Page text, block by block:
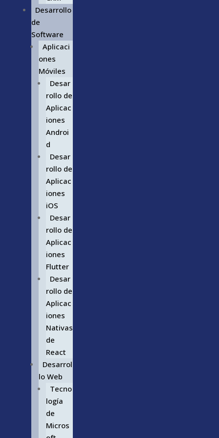
Desarrollo
de
Software
Aplicaci
ones
Móviles
Desar
rollo de
Aplicac
iones
Androi
d
Desar
rollo de
Aplicac
iones
iOS
Desar
rollo de
Aplicac
iones
Flutter
Desar
rollo de
Aplicac
iones
Nativas
de
React
Desarrol
lo Web
Tecno
logía
de
Micros